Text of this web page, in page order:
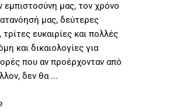
εμπιστοσύνη μας, τον χρόνο
μας, δεύτερες
τρίτες ευκαιρίες και πολλές
και δικαιολογίες για
που αν προέρχονταν από
δεν θα